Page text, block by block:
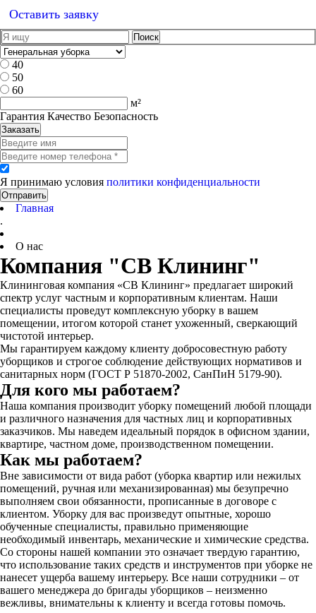
Оставить заявку
40
50
60
м²
Гарантия Качество Безопасность
Заказать
Я принимаю условия политики конфиденциальности
Отправить
Главная
.
О нас
Компания "СВ Клининг"
Клининговая компания «СВ Клининг» предлагает широкий
спектр услуг частным и корпоративным клиентам. Наши
специалисты проведут комплексную уборку в вашем
помещении, итогом которой станет ухоженный, сверкающий
чистотой интерьер.
Мы гарантируем каждому клиенту добросовестную работу
уборщиков и строгое соблюдение действующих нормативов и
санитарных норм (ГОСТ Р 51870-2002, СанПиН 5179-90).
Для кого мы работаем?
Наша компания производит уборку помещений любой площади
и различного назначения для частных лиц и корпоративных
заказчиков. Мы наведем идеальный порядок в офисном здании,
квартире, частном доме, производственном помещении.
Как мы работаем?
Вне зависимости от вида работ (уборка квартир или нежилых
помещений, ручная или механизированная) мы безупречно
выполняем свои обязанности, прописанные в договоре с
клиентом. Уборку для вас произведут опытные, хорошо
обученные специалисты, правильно применяющие
необходимый инвентарь, механические и химические средства.
Со стороны нашей компании это означает твердую гарантию,
что использование таких средств и инструментов при уборке не
нанесет ущерба вашему интерьеру. Все наши сотрудники – от
вашего менеджера до бригады уборщиков – неизменно
вежливы, внимательны к клиенту и всегда готовы помочь.